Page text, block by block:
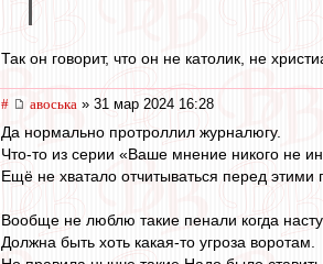
Так он говорит, что он не католик, не
# авоська » 31 мар 2024 16:28
Да нормально протроллил журналюгу.
Что-то из серии «Ваше мнение никого не
Ещё не хватало отчитываться перед
Вообще не люблю такие пенали когда
Должна быть хоть какая-то угроза воротам.